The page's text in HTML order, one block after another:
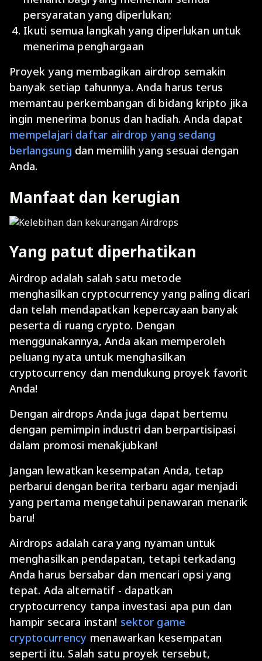
persyaratan yang diperlukan;
Ikuti semua langkah yang diperlukan untuk
menerima penghargaan
Proyek yang membagikan airdrop semakin
banyak setiap tahunnya. Anda harus terus
memantau perkembangan di bidang kripto jika
ingin menerima bonus dan hadiah. Anda dapat
mempelajari daftar airdrop yang sedang
berlangsung dan memilih yang sesuai dengan
Anda.
Manfaat dan kerugian
Yang patut diperhatikan
Airdrop adalah salah satu metode
menghasilkan cryptocurrency yang paling dicari
dan telah mendapatkan kepercayaan banyak
peserta di ruang crypto. Dengan
menggunakannya, Anda akan memperoleh
peluang nyata untuk menghasilkan
cryptocurrency dan mendukung proyek favorit
Anda!
Dengan airdrops Anda juga dapat bertemu
dengan pemimpin industri dan berpartisipasi
dalam promosi menakjubkan!
Jangan lewatkan kesempatan Anda, tetap
perbarui dengan berita terbaru agar menjadi
yang pertama mengetahui penawaran menarik
baru!
Airdrops adalah cara yang nyaman untuk
menghasilkan pendapatan, tetapi terkadang
Anda harus bersabar dan mencari opsi yang
tepat. Ada alternatif - dapatkan
cryptocurrency tanpa investasi apa pun dan
hampir secara instan! sektor game
cryptocurrency menawarkan kesempatan
seperti itu. Salah satu proyek tersebut,